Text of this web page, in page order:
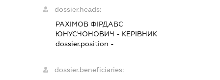
dossier.heads:
РАХІМОВ ФІРДАВС
ЮНУСЧОНОВИЧ - КЕРІВНИК
dossier.position -
dossier.beneficiaries: